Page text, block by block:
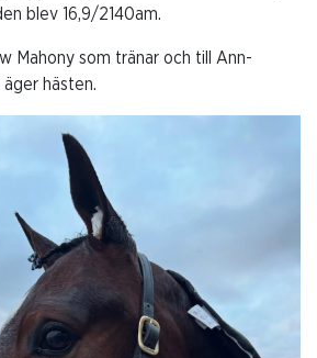
blev 16,9/2140am.
Mahony som tränar och till Ann-
äger hästen.